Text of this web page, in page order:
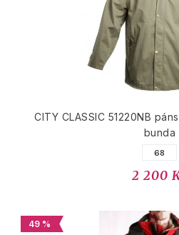
CITY CLASSIC 51220NB
bunda
68
2 200
49 %